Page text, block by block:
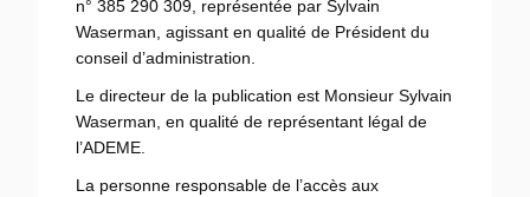
n° 385 290 309, représentée par Sylvain
Waserman, agissant en qualité de Président du
conseil d’administration.
Le directeur de la publication est Monsieur Sylvain
Waserman, en qualité de représentant légal de
l’ADEME.
La personne responsable de l’accès aux